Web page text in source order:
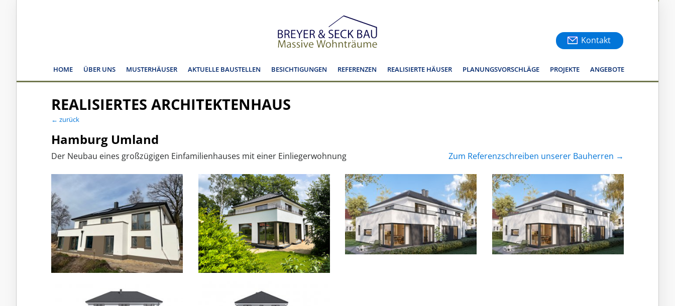
Kontakt
HOME ÜBER UNS MUSTERHÄUSER AKTUELLE BAUSTELLEN BESICHTIGUNGEN REFERENZEN REALISIERTE HÄUSER PLANUNGSVORSCHLÄGE PROJEKTE ANGEBOTE
REALISIERTES ARCHITEKTENHAUS
← zurück
Hamburg Umland
Zum Referenzschreiben unserer Bauherren →
Der Neubau eines großzügigen Einfamilienhauses mit einer Einliegerwohnung